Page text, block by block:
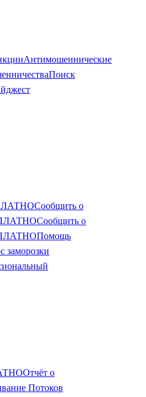
Антимошеннические
Поиск
Сообщить о
Сообщить о
Помощь
заморозки
Отчёт о
Потоков